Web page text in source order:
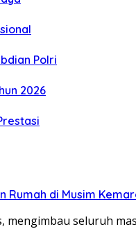
Polri
2026
Rumah di Musim
mengimbau seluruh